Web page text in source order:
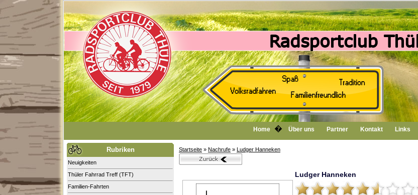
Home� Über uns Partner Kontakt Links
Rubriken
Neuigkeiten
Thüler Fahrrad Treff (TFT)
Familien-Fahrten
Startseite » Nachrufe » Ludger Hanneken
Ludger Hanneken